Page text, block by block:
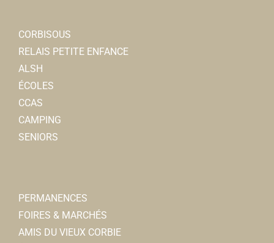
CORBISOUS
RELAIS PETITE ENFANCE
ALSH
ÉCOLES
CCAS
CAMPING
SENIORS
PERMANENCES
FOIRES & MARCHÉS
AMIS DU VIEUX CORBIE